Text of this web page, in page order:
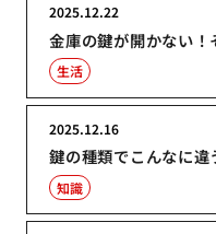
金庫の鍵が開かない
2025.12.22
生活
鍵の種類でこんなに
2025.12.16
知識